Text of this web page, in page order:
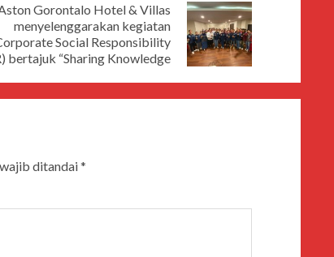
Gorontalo Hotel & Villas
menyelenggarakan kegiatan
Social Responsibility
bertajuk “Sharing Knowledge
ditandai*